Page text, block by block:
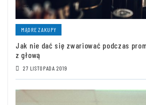
MĄDRE ZAKUPY
Jak nie dać się zwariować podczas
z głową
27 LISTOPADA 2019